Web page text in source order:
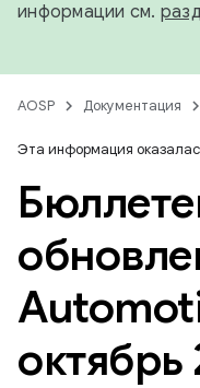
информации см.
AOSP Документация
Эта информация
октябрь